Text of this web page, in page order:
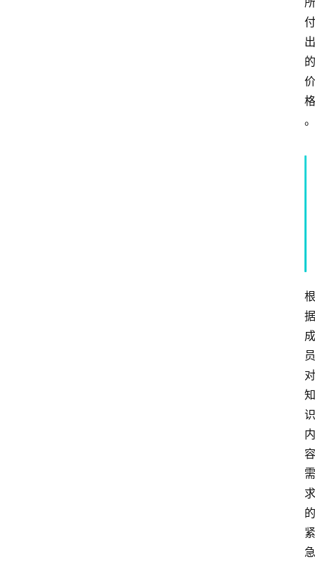
付
出
的
价
格
。
根
据
成
员
对
知
识
内
容
需
求
的
紧
急